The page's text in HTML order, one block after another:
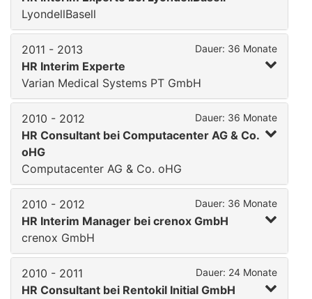
LyondellBasell
2011 - 2013 Dauer: 36 Monate
HR Interim Experte
Varian Medical Systems PT GmbH
2010 - 2012 Dauer: 36 Monate
HR Consultant bei Computacenter AG & Co.
oHG
Computacenter AG & Co. oHG
2010 - 2012 Dauer: 36 Monate
HR Interim Manager bei crenox GmbH
crenox GmbH
2010 - 2011 Dauer: 24 Monate
HR Consultant bei Rentokil Initial GmbH